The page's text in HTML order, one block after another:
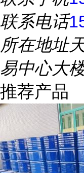
联系电话
所在地址
易中心大
推荐产品